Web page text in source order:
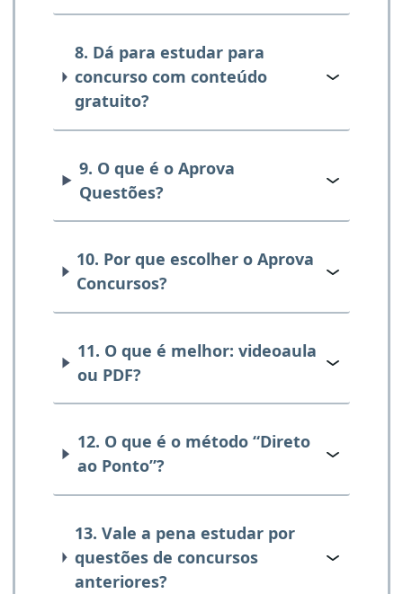
8. Dá para estudar para
concurso com conteúdo
gratuito?
9. O que é o Aprova
Questões?
10. Por que escolher o Aprova
Concursos?
11. O que é melhor: videoaula
ou PDF?
12. O que é o método “Direto
ao Ponto”?
13. Vale a pena estudar por
questões de concursos
anteriores?